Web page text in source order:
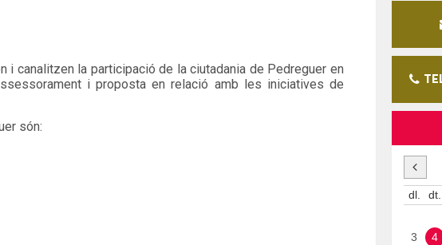
canalitzen la participació de la ciutadania de Pedreguer en
i proposta en relació amb les iniciatives de
són:
dl. dt.
3
4